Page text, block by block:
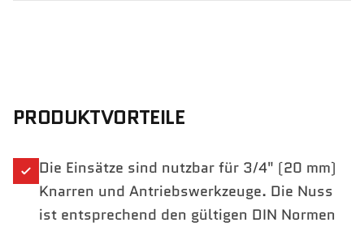
PRODUKTVORTEILE
Die Einsätze sind nutzbar für 3/4" (20 mm)
Knarren und Antriebswerkzeuge. Die Nuss
ist entsprechend den gültigen DIN Normen